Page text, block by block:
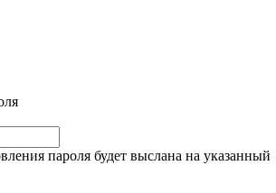
пароля будет выслана на указанный